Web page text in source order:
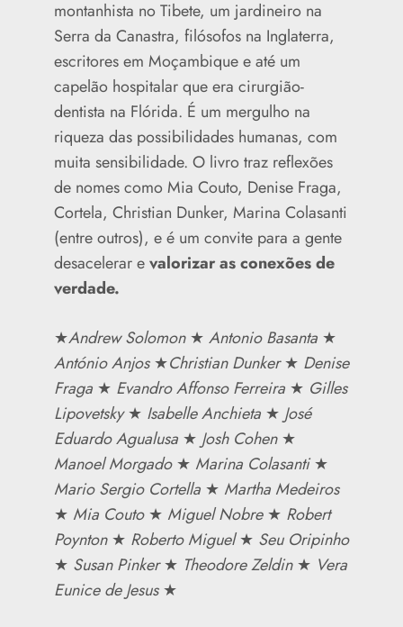
montanhista no Tibete, um jardineiro na
Serra da Canastra, filósofos na Inglaterra,
escritores em Moçambique e até um
capelão hospitalar que era cirurgião-
dentista na Flórida. É um mergulho na
riqueza das possibilidades humanas, com
muita sensibilidade. O livro traz reflexões
de nomes como Mia Couto, Denise Fraga,
Cortela, Christian Dunker, Marina Colasanti
(entre outros), e é um convite para a gente
desacelerar evalorizar as conexões de
verdade.
★Andrew Solomon★ Antonio Basanta ★
António Anjos★Christian Dunker★ Denise
Fraga ★ Evandro Affonso Ferreira ★ Gilles
Lipovetsky★ Isabelle Anchieta ★ José
Eduardo Agualusa ★ Josh Cohen★
Manoel Morgado★ Marina Colasanti★
Mario Sergio Cortella ★ Martha Medeiros
★ Mia Couto★ Miguel Nobre★ Robert
Poynton★ Roberto Miguel★ Seu Oripinho
★ Susan Pinker★ Theodore Zeldin★ Vera
Eunice de Jesus★